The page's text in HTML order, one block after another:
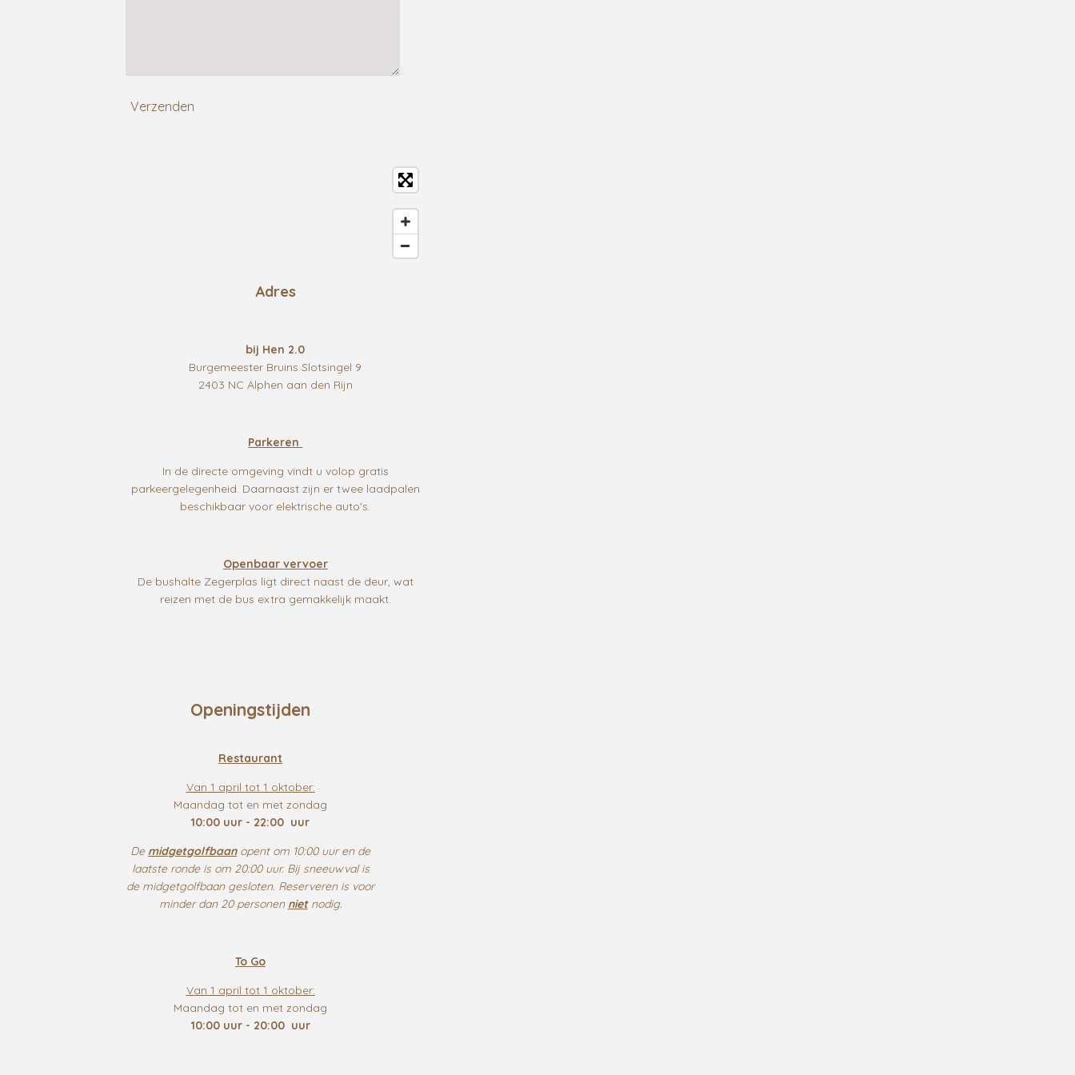
Verzenden
Adres
bij Hen 2.0
Burgemeester Bruins Slotsingel 9
2403 NC Alphen aan den Rijn
Parkeren
In de directe omgeving vindt u volop gratis
parkeergelegenheid. Daarnaast zijn er twee laadpalen
beschikbaar voor elektrische auto's.
Openbaar vervoer
De bushalte Zegerplas ligt direct naast de deur, wat
reizen met de bus extra gemakkelijk maakt.
Openingstijden
Restaurant
Van 1 april tot 1 oktober:
Maandag tot en met zondag
10:00 uur - 22:00 uur
De midgetgolfbaanopent om 10:00 uur en de
laatste ronde is om 20:00 uur. Bij sneeuwval is
de midgetgolfbaan gesloten. Reserveren is voor
minder dan 20 personen nietnodig.
To Go
Van 1 april tot 1 oktober:
Maandag tot en met zondag
10:00 uur - 20:00 uur